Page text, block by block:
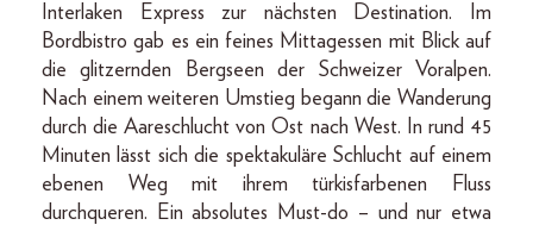
Interlaken Express zur nächsten Destination. Im
Bordbistro gab es ein feines Mittagessen mit Blick auf
die glitzernden Bergseen der Schweizer Voralpen.
Nach einem weiteren Umstieg begann die Wanderung
durch die Aareschlucht von Ost nach West. In rund 45
Minuten lässt sich die spektakuläre Schlucht auf einem
ebenen Weg mit ihrem türkisfarbenen Fluss
durchqueren. Ein absolutes Must-do – und nur etwa